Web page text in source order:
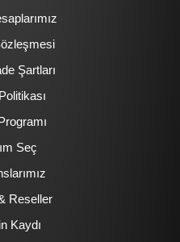
Şartları
Seç
Reseller
Kaydı